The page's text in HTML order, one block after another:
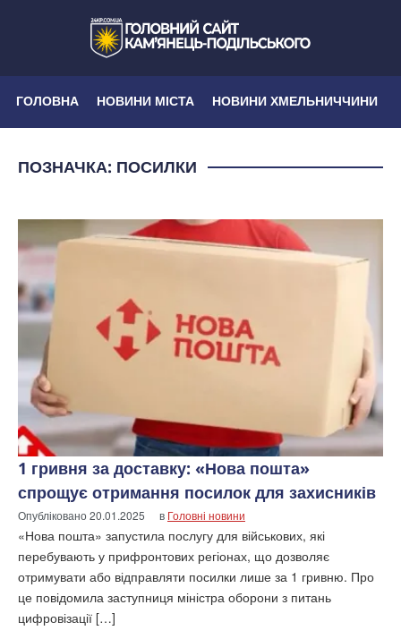
ГОЛОВНА НОВИНИ МІСТА НОВИНИ ХМЕЛЬНИЧЧИНИ
ПОЗНАЧКА: ПОСИЛКИ
1 гривня за доставку: «Нова пошта»
спрощує отримання посилок для захисників
Опубліковано20.01.2025 в Головні новини
«Нова пошта» запустила послугу для військових, які
перебувають у прифронтових регіонах, що дозволяє
отримувати або відправляти посилки лише за 1 гривню. Про
це повідомила заступниця міністра оборони з питань
цифровізації […]